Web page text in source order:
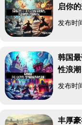
启你
发布时
韩国
性浪潮
发布时
丰厚